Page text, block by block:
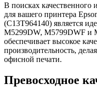
В поисках качественного
для вашего принтера
(C13T964140) является
M5299DW, M5799DWF и
обеспечивает высокое
производительность,
офисной печати.
Превосходное